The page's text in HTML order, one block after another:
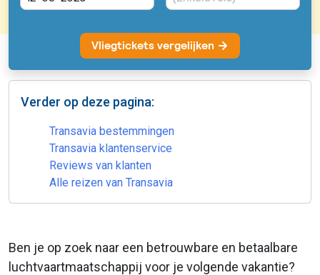
Verder op deze pagina:
Transavia bestemmingen
Transavia klantenservice
Reviews van klanten
Alle reizen van Transavia
Ben je op zoek naar een betrouwbare en betaalbare
luchtvaartmaatschappij voor je volgende vakantie?